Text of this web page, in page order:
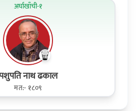
अर्घाखाँची-१
नाथ ढकाल
मत:- १८०९